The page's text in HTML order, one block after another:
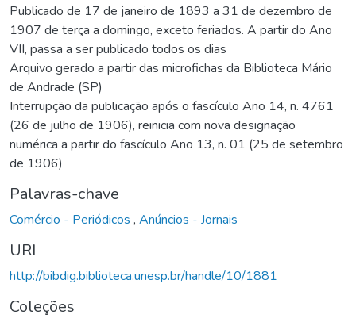
Publicado de 17 de janeiro de 1893 a 31 de dezembro de
1907 de terça a domingo, exceto feriados. A partir do Ano
VII, passa a ser publicado todos os dias
Arquivo gerado a partir das microfichas da Biblioteca Mário
de Andrade (SP)
Interrupção da publicação após o fascículo Ano 14, n. 4761
(26 de julho de 1906), reinicia com nova designação
numérica a partir do fascículo Ano 13, n. 01 (25 de setembro
de 1906)
Palavras-chave
Comércio - Periódicos , Anúncios - Jornais
URI
http://bibdig.biblioteca.unesp.br/handle/10/1881
Coleções